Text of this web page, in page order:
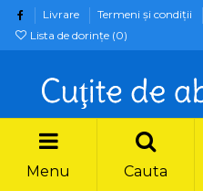
Livrare Termeni şi condiţii
Lista de dorințe (0)
Menu Cauta